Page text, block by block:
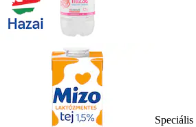
Speciális